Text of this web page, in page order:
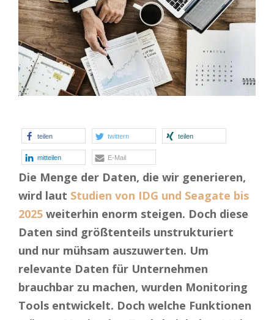
teilen twittern teilen
mitteilen E-Mail
Die Menge der Daten, die wir generieren,
wird laut Studien von IDG und Seagate bis
2025 weiterhin enorm steigen. Doch diese
Daten sind größtenteils unstrukturiert
und nur mühsam auszuwerten. Um
relevante Daten für Unternehmen
brauchbar zu machen, wurden Monitoring
Tools entwickelt. Doch welche Funktionen